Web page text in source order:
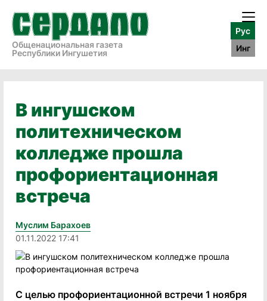
Общенациональная газета
Республики Ингушетия
Рус
Инг
В ингушском
политехническом
колледже прошла
профориентационная
встреча
Муслим Барахоев
01.11.2022 17:41
С целью профориентационной встречи 1 ноября